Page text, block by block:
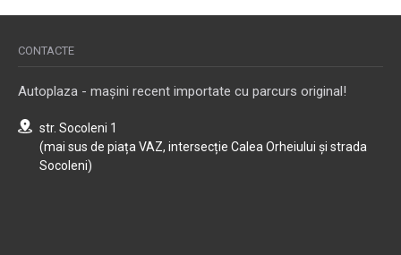
CONTACTE
Autoplaza - mașini recent importate cu parcurs original!
str. Socoleni 1
(mai sus de piața VAZ, intersecție Calea Orheiului și strada
Socoleni)